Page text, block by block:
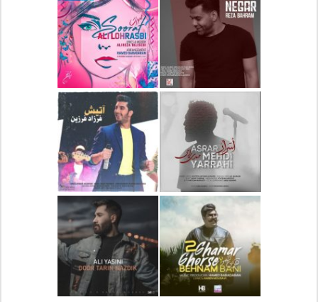
دانلود آلبوم جدید سیروان
خسروی بنام مونولوگ
دانلود آهنگ جدید علیرضا
قربانی بنام خیال خوش
دانلود آهنگ جدید رضا
بهرام بنام نگار
دانلود آهنگ جدید علی
لهراسبی بنام صورت
دانلود آهنگ جدید مهدی
یراحی بنام اسرار
دانلود آهنگ جدید فرزاد
فرزین بنام آتیش